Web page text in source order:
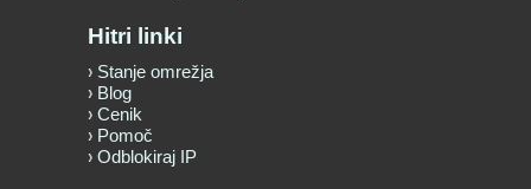
Hitri linki
Stanje omrežja
Blog
Cenik
Pomoč
Odblokiraj IP